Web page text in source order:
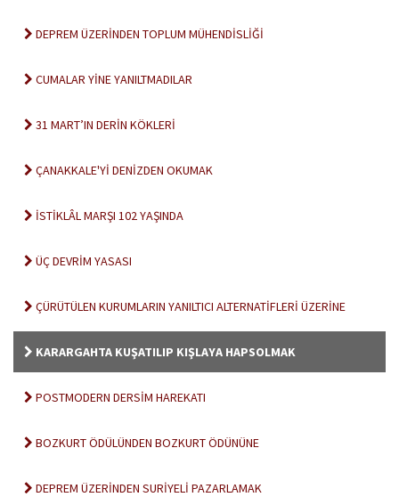
DEPREM ÜZERİNDEN TOPLUM MÜHENDİSLİĞİ
CUMALAR YİNE YANILTMADILAR
31 MART’IN DERİN KÖKLERİ
ÇANAKKALE'Yİ DENİZDEN OKUMAK
İSTİKLÂL MARŞI 102 YAŞINDA
ÜÇ DEVRİM YASASI
ÇÜRÜTÜLEN KURUMLARIN YANILTICI ALTERNATİFLERİ ÜZERİNE
KARARGAHTA KUŞATILIP KIŞLAYA HAPSOLMAK
POSTMODERN DERSİM HAREKATI
BOZKURT ÖDÜLÜNDEN BOZKURT ÖDÜNÜNE
DEPREM ÜZERİNDEN SURİYELİ PAZARLAMAK